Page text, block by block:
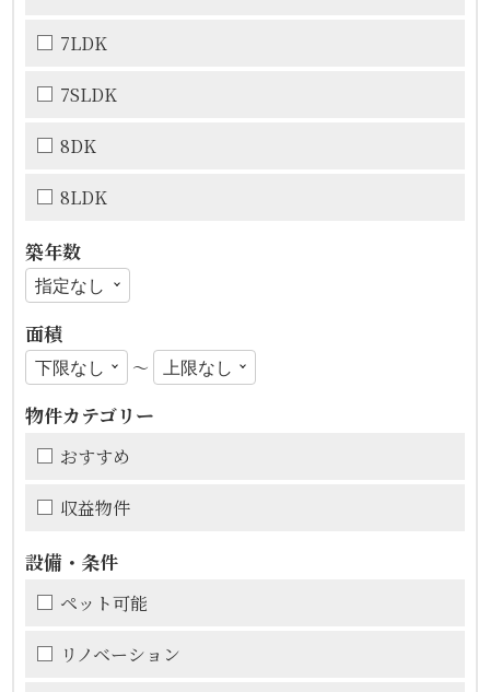
7LDK
7SLDK
8DK
8LDK
築年数
面積
〜
物件カテゴリー
おすすめ
収益物件
設備・条件
ペット可能
リノベーション